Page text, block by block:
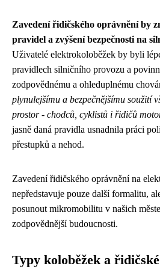
Zavedení řidičského oprávnění by
pravidel a zvýšení bezpečnosti na
Uživatelé elektrokoloběžek by byli
pravidlech silničního provozu a
zodpovědnému a ohleduplnému
plynulejšímu a bezpečnějšímu soužití
prostor - chodců, cyklistů i řidičů
jasně daná pravidla usnadnila práci
přestupků a nehod.
Zavedení řidičského oprávnění na
nepředstavuje pouze další formalitu,
posunout mikromobilitu v našich
zodpovědnější budoucnosti.
Typy koloběžek a